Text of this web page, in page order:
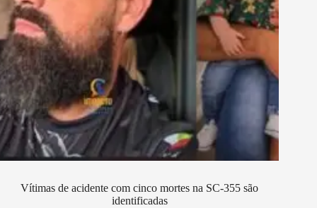
Vítimas de acidente com cinco mortes na SC-355 são
identificadas